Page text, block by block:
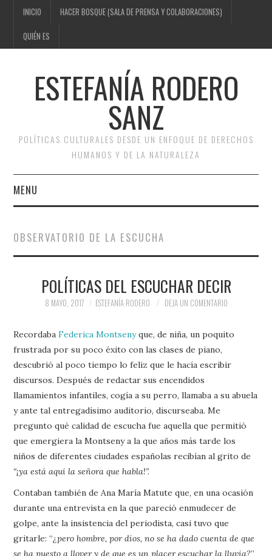
INICIO HACER BOSQUE (SALA DE PRENSA Y COLABORACIONES)
QUIÉN ES
ESTEFANÍA RODERO
SANZ
POLÍTICAS CULTURALES DESDE UN ENFOQUE DE DERECHOS
HUMANOS Y DE LA NATURALEZA
MENU
HACER BOSQUE (SALA DE
PRENSA Y
COLABORACIONES)
QUIÉN ES
OBSERVATORIO DE LA ESCUCHA
POLÍTICAS DEL ESCUCHAR DECIR
8 MAYO, 2017 ESTEFANÍA RODERO DEJA UN COMENTARIO
RecordabaFederica Montsenyque, de niña, un poquito
frustrada por su poco éxito con las clases de piano,
descubrió al poco tiempo lo feliz que le hacía escribir
discursos. Después de redactar sus encendidos
llamamientos infantiles, cogía a su perro, llamaba a su abuela
y ante tal entregadísimo auditorio, discurseaba. Me
pregunto qué calidad de escucha fue aquella que permitió
que emergiera la Montseny a la que años más tarde los
niños de diferentes ciudades españolas recibían al grito de
“¡ya está aquí la señora que habla!”.
Contaban también de Ana María Matute que, en una ocasión
durante una entrevista en la que pareció enmudecer de
golpe, ante la insistencia del periodista, casi tuvo que
gritarle: “¿pero hombre, por dios, no se ha dado cuenta de que
se ha puesto a llover y de que es un placer escuchar la lluvia?”